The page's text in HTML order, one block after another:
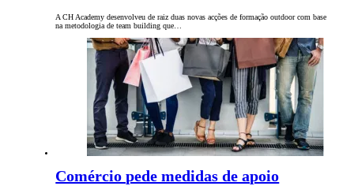
A CH Academy desenvolveu de raiz duas novas acções de formação outdoor com base
na metodologia de team building que…
Comércio pede medidas de apoio